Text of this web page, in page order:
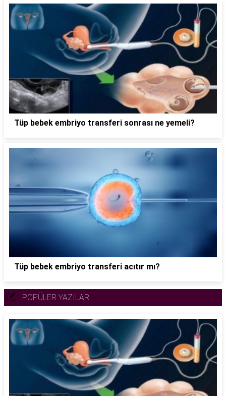
Tüp bebek embriyo transferi sonrası ne yemeli?
Tüp bebek embriyo transferi acıtır mı?
POPÜLER YAZILAR